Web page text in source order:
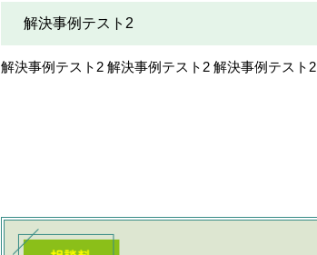
解決事例テスト2
解決事例テスト2 解決事例テスト2 解決事例テスト2